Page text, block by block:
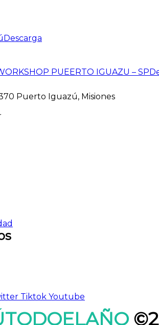
Descarga
PUEERTO IGUAZU – SP
Puerto Iguazú, Misiones
Tiktok Youtube